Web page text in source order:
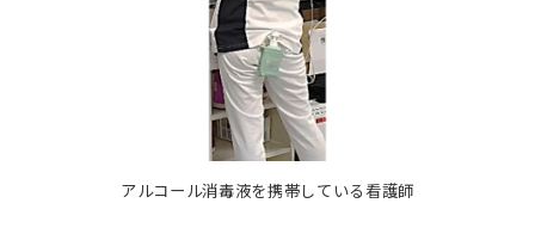
アルコール消毒液を携帯している看護師